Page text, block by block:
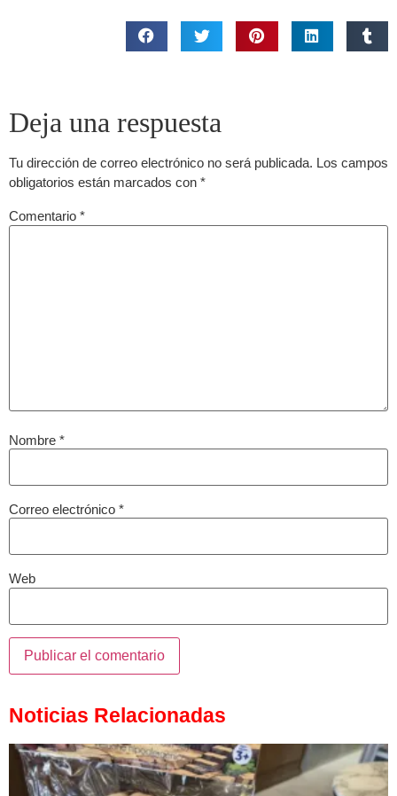
Deja una respuesta
Tu dirección de correo electrónico no será publicada. Los campos
obligatorios están marcados con *
Comentario *
Nombre *
Correo electrónico *
Web
Noticias Relacionadas